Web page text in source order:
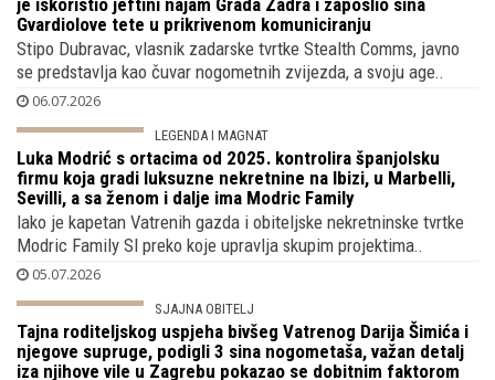
SVE OSTAJE U OBITELJI
O imidžu Gvardiola i Livakovića skrbi bivši obavještajac, koji
je iskoristio jeftini najam Grada Zadra i zaposlio sina
Gvardiolove tete u prikrivenom komuniciranju
Stipo Dubravac, vlasnik zadarske tvrtke Stealth Comms, javno
se predstavlja kao čuvar nogometnih zvijezda, a svoju age..
06.07.2026
LEGENDA I MAGNAT
Luka Modrić s ortacima od 2025. kontrolira španjolsku
firmu koja gradi luksuzne nekretnine na Ibizi, u Marbelli,
Sevilli, a sa ženom i dalje ima Modric Family
Iako je kapetan Vatrenih gazda i obiteljske nekretninske tvrtke
Modric Family Sl preko koje upravlja skupim projektima..
05.07.2026
SJAJNA OBITELJ